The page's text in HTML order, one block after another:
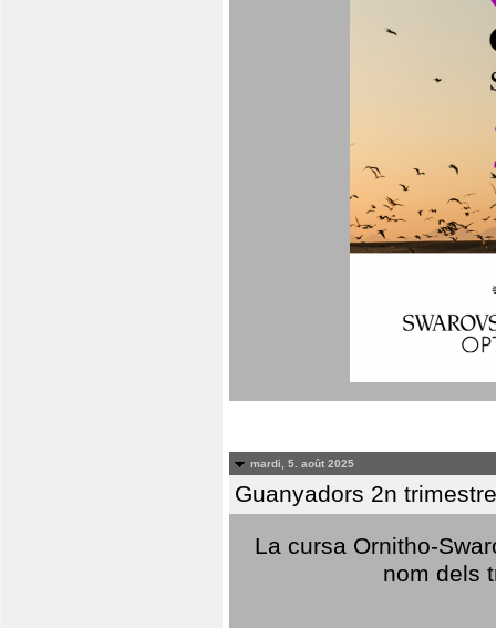
mardi, 5. août 2025
Guanyadors 2n
La cursa Ornitho-
nom dels